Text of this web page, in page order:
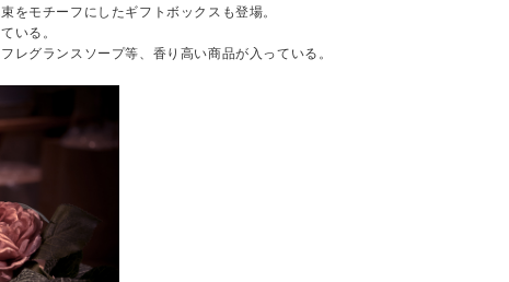
をモチーフにしたギフトボックスも登場。
いる。
レグランスソープ等、香り高い商品が入っている。